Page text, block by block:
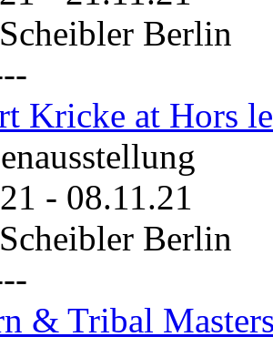
Berlin
Kricke at Hors
- 08.11.21
Berlin
& Tribal